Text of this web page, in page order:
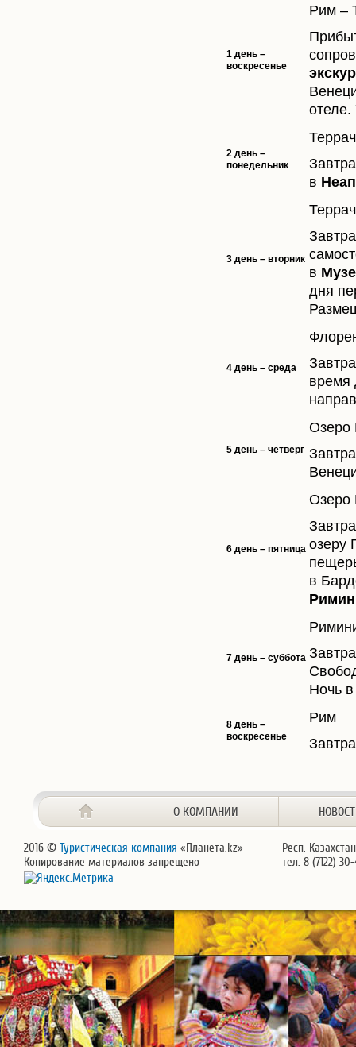
1 день –
воскресенье
Рим –
2 день –
понедельник
в
3 день – вторник
в
дня
4 день – среда
время
5 день – четверг
Озеро
6 день – пятница
Озеро
озеру
в
7 день – суббота
Ночь
8 день –
воскресенье
Рим
О КОМПАНИИ
2016 © Туристическая компания «Планета.kz»
Копирование материалов запрещено
Респ.
тел. 8 (7122)